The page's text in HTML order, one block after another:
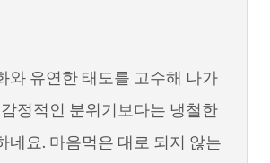
와 유연한 태도를 고수해 나가
정적인 분위기보다는 냉철한
네요. 마음먹은 대로 되지 않는